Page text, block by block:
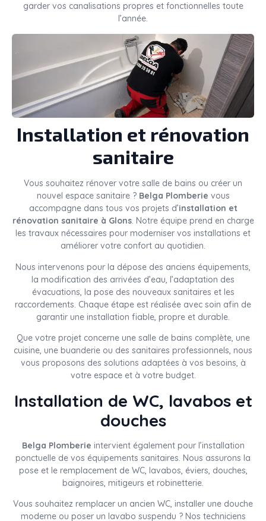
garder vos canalisations propres et fonctionnelles toute
l’année.
Installation et rénovation
sanitaire
Vous souhaitez rénover votre salle de bains ou créer un
nouvel espace sanitaire ? Belga Plomberie vous
accompagne dans tous vos projets d’installation et
rénovation sanitaire à Glons. Notre équipe prend en charge
les travaux nécessaires pour moderniser vos installations et
améliorer votre confort au quotidien.
Nous intervenons pour la dépose des anciens équipements,
la modification des arrivées d’eau, l’adaptation des
évacuations, la pose des nouveaux sanitaires et les
raccordements. Chaque étape est réalisée avec soin afin de
garantir une installation fiable, propre et durable.
Que votre projet concerne une salle de bains complète, une
cuisine, une buanderie ou des sanitaires professionnels, nous
vous proposons des solutions adaptées à vos besoins, à
votre espace et à votre budget.
Installation de WC, lavabos et
douches
Belga Plomberie intervient également pour l’installation
ponctuelle de vos équipements sanitaires. Nous assurons la
pose et le remplacement de WC, lavabos, éviers, douches,
baignoires, mitigeurs et robinetterie.
Vous souhaitez remplacer un ancien WC, installer une douche
moderne ou poser un lavabo suspendu ? Nos techniciens